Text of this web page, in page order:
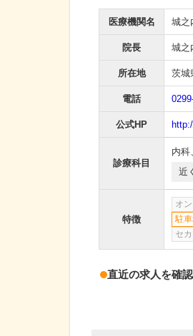
医療機関名 城之
院長 城之
所在地 茨城
電話
公式HP
診療科目
内科
近
特徴
オ
駐
セ
直近の求人を確